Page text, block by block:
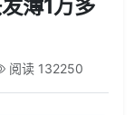
薄1万多
阅读 132250